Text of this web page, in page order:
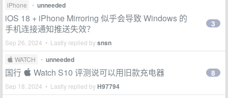
iPhone • unneeded
iOS 18 + iPhone Mirroring 似乎会导致 Windows 的
手机连接通知推送失效？
Sep 26, 2024 • Lastly replied bysnsn
3
 WATCH • unneeded
国行  Watch S10 评测说可以用旧款充电器
Sep 18, 2024 • Lastly replied byH97794
8